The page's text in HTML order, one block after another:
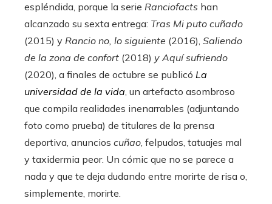
espléndida, porque la serie Ranciofacts han
alcanzado su sexta entrega: Tras Mi puto cuñado
(2015) y Rancio no, lo siguiente (2016), Saliendo
de la zona de confort (2018) y Aquí sufriendo
(2020), a finales de octubre se publicó La
universidad de la vida, un artefacto asombroso
que compila realidades inenarrables (adjuntando
foto como prueba) de titulares de la prensa
deportiva, anuncios cuñao, felpudos, tatuajes mal
y taxidermia peor. Un cómic que no se parece a
nada y que te deja dudando entre morirte de risa o,
simplemente, morirte.